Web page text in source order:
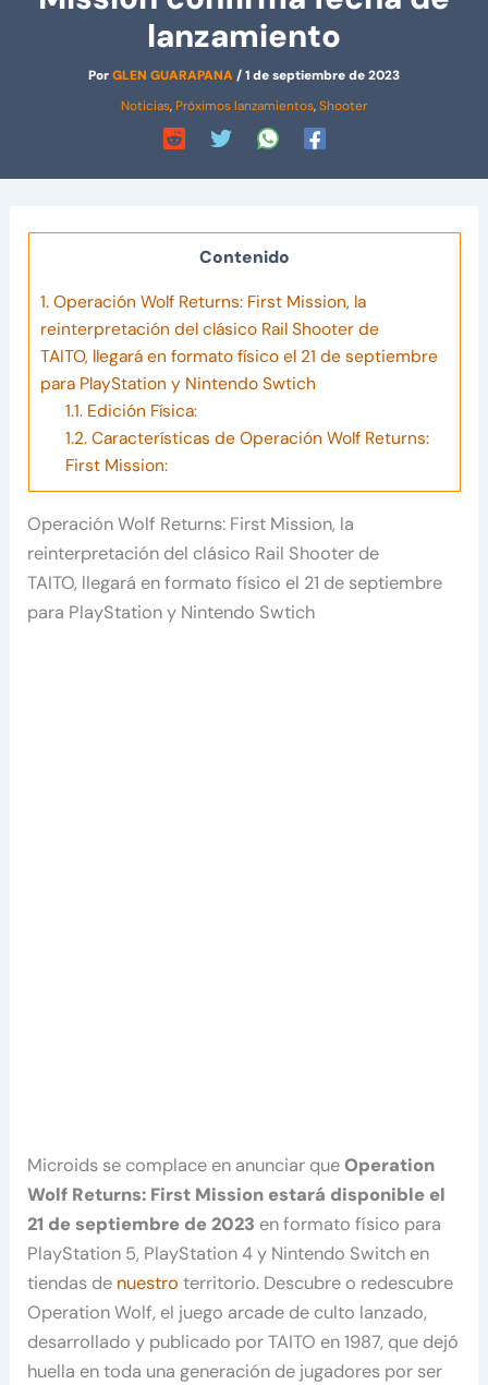
lanzamiento
PorGLEN GUARAPANA/1 de septiembre de 2023
Noticias, Próximos lanzamientos,Shooter
Contenido
1.Operación Wolf Returns: First Mission, la
reinterpretación del clásico Rail Shooter de
TAITO, llegará en formato físico el 21 de septiembre
para PlayStation y Nintendo Swtich
1.1.Edición Física:
1.2.Características de Operación Wolf Returns:
First Mission:
Operación Wolf Returns: First Mission, la
reinterpretación del clásico Rail Shooter de
TAITO, llegará en formato físico el 21 de septiembre
para PlayStation y Nintendo Swtich
Microids se complace en anunciar queOperation
Wolf Returns: First Mission estará disponible el
21 de septiembre de 2023 en formato físico para
PlayStation 5, PlayStation 4 y Nintendo Switch en
tiendas de nuestro territorio. Descubre o redescubre
Operation Wolf, el juego arcade de culto lanzado,
desarrollado y publicado por TAITO en 1987, que dejó
huella en toda una generación de jugadores por ser